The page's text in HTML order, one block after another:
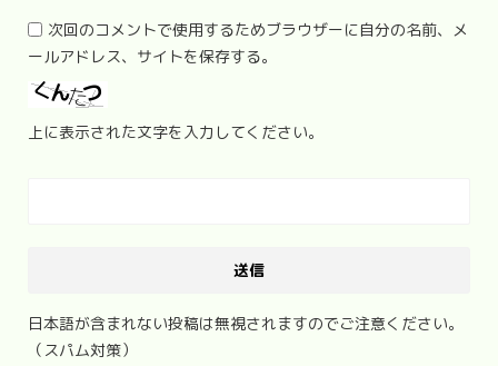
次回のコメントで使用するためブラウザーに自分の名前、メ
ールアドレス、サイトを保存する。
上に表示された文字を入力してください。
日本語が含まれない投稿は無視されますのでご注意ください。
（スパム対策）